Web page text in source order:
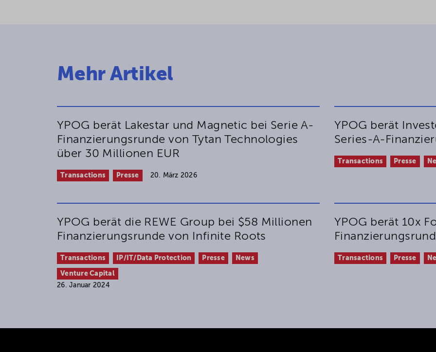
Mehr Artikel
YPOG berät Lakestar und Magnetic bei Serie A-
Finanzierungsrunde von Tytan Technologies
über 30 Millionen EUR
Transactions Presse 20. März 2026
YPOG berät
Series-A-
Transactions Presse
YPOG berät die REWE Group bei $58 Millionen
Finanzierungsrunde von Infinite Roots
Transactions IP/IT/Data Protection Presse News
Venture Capital
26. Januar 2024
YPOG berät 10x
Transactions Presse